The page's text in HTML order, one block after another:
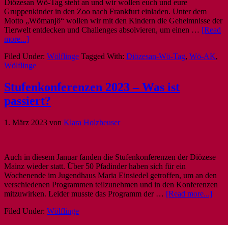
Diözesan Wö-Tag steht an und wir wollen euch und eure
Gruppenkinder in den Zoo nach Frankfurt einladen. Unter dem
Motto „Wömanjö“ wollen wir mit den Kindern die Geheimnisse der
Tierwelt entdecken und Challenges absolvieren, um einen … [Read
more...]
Filed Under: Wölflinge Tagged With: Diözesan-Wö-Tag, Wö-AK,
Wölflinge
Stufenkonferenzen 2023 – Was ist
passiert?
1. März 2023 von Klara Holzheuser
Auch in diesem Januar fanden die Stufenkonferenzen der Diözese
Mainz wieder statt. Über 50 Pfadinder haben sich für ein
Wochenende im Jugendhaus Maria Einsiedel getroffen, um an den
verschiedenen Programmen teilzunehmen und in den Konferenzen
mitzuwirken. Leider musste das Programm der … [Read more...]
Filed Under: Wölflinge